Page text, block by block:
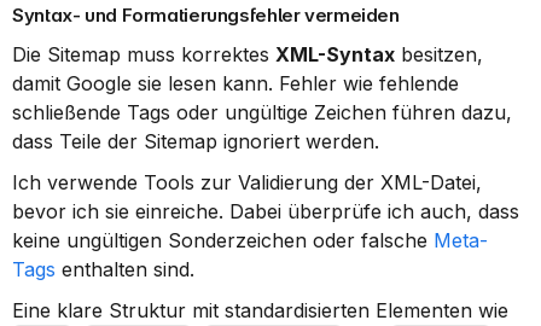
Syntax- und Formatierungsfehler vermeiden
Die Sitemap muss korrektes XML-Syntax besitzen,
damit Google sie lesen kann. Fehler wie fehlende
schließende Tags oder ungültige Zeichen führen dazu,
dass Teile der Sitemap ignoriert werden.
Ich verwende Tools zur Validierung der XML-Datei,
bevor ich sie einreiche. Dabei überprüfe ich auch, dass
keine ungültigen Sonderzeichen oder falsche Meta-
Tags enthalten sind.